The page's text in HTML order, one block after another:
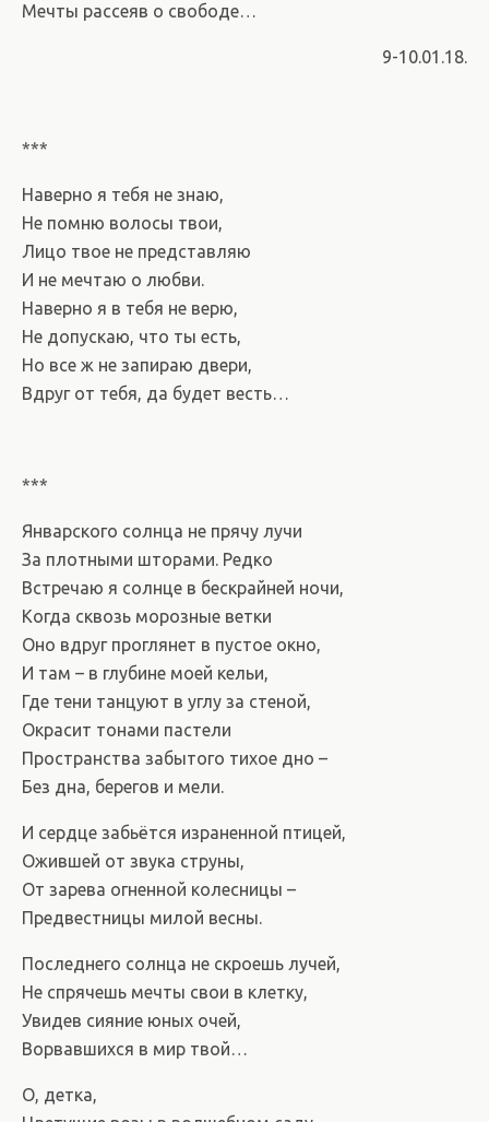
Мечты рассеяв о свободе…
9-10.01.18.
***
Наверно я тебя не знаю,
Не помню волосы твои,
Лицо твое не представляю
И не мечтаю о любви.
Наверно я в тебя не верю,
Не допускаю, что ты есть,
Но все ж не запираю двери,
Вдруг от тебя, да будет весть…
***
Январского солнца не прячу лучи
За плотными шторами. Редко
Встречаю я солнце в бескрайней ночи,
Когда сквозь морозные ветки
Оно вдруг проглянет в пустое окно,
И там – в глубине моей кельи,
Где тени танцуют в углу за стеной,
Окрасит тонами пастели
Пространства забытого тихое дно –
Без дна, берегов и мели.
И сердце забьётся израненной птицей,
Ожившей от звука струны,
От зарева огненной колесницы –
Предвестницы милой весны.
Последнего солнца не скроешь лучей,
Не спрячешь мечты свои в клетку,
Увидев сияние юных очей,
Ворвавшихся в мир твой…
О, детка,